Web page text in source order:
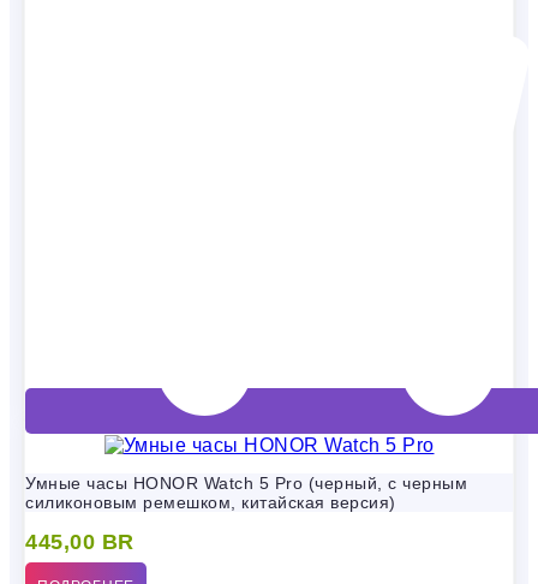
Умные часы HONOR Watch 5 Pro (черный, с черным
силиконовым ремешком, китайская версия)
445,00 BR